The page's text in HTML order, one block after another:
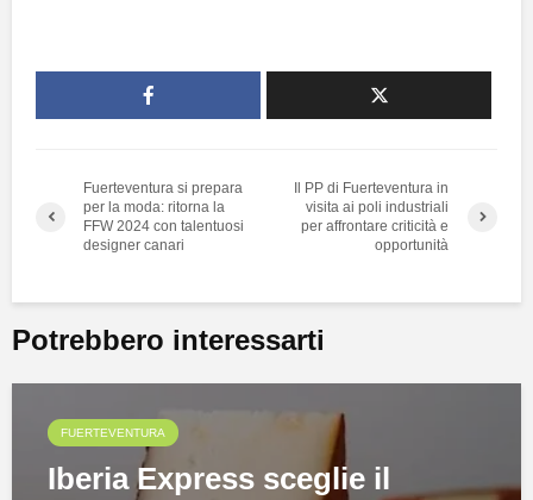
Fuerteventura si prepara
per la moda: ritorna la
FFW 2024 con talentuosi
designer canari
Il PP di Fuerteventura in
visita ai poli industriali
per affrontare criticità e
opportunità
Potrebbero interessarti
FUERTEVENTURA
Iberia Express sceglie il